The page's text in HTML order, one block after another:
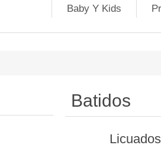
Baby Y Kids
Batidos
Licuados